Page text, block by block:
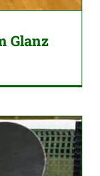
Glanz